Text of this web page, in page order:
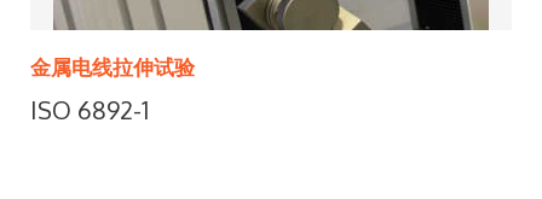
金属电线拉伸试验
ISO 6892-1